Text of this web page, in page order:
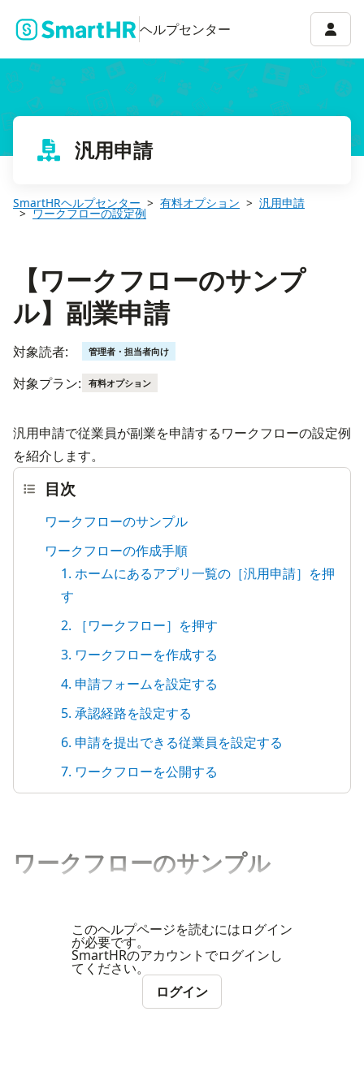
ヘルプセンター アカ
汎用申請
SmartHRヘルプセンター 有料オプション 汎用申請
ワークフローの設定例
【ワークフローのサンプ
ル】副業申請
対象読者: 管理者・担当者向け
対象プラン: 有料オプション
汎用申請で従業員が副業を申請するワークフローの設定例
を紹介します。
目次
ワークフローのサンプル
ワークフローの作成手順
1. ホームにあるアプリ一覧の［汎用申請］を押
す
2. ［ワークフロー］を押す
3. ワークフローを作成する
4. 申請フォームを設定する
5. 承認経路を設定する
6. 申請を提出できる従業員を設定する
7. ワークフローを公開する
ワークフローのサンプル
このヘルプページを読むにはログイン
が必要です。
SmartHRのアカウントでログインし
てください。
ログイン